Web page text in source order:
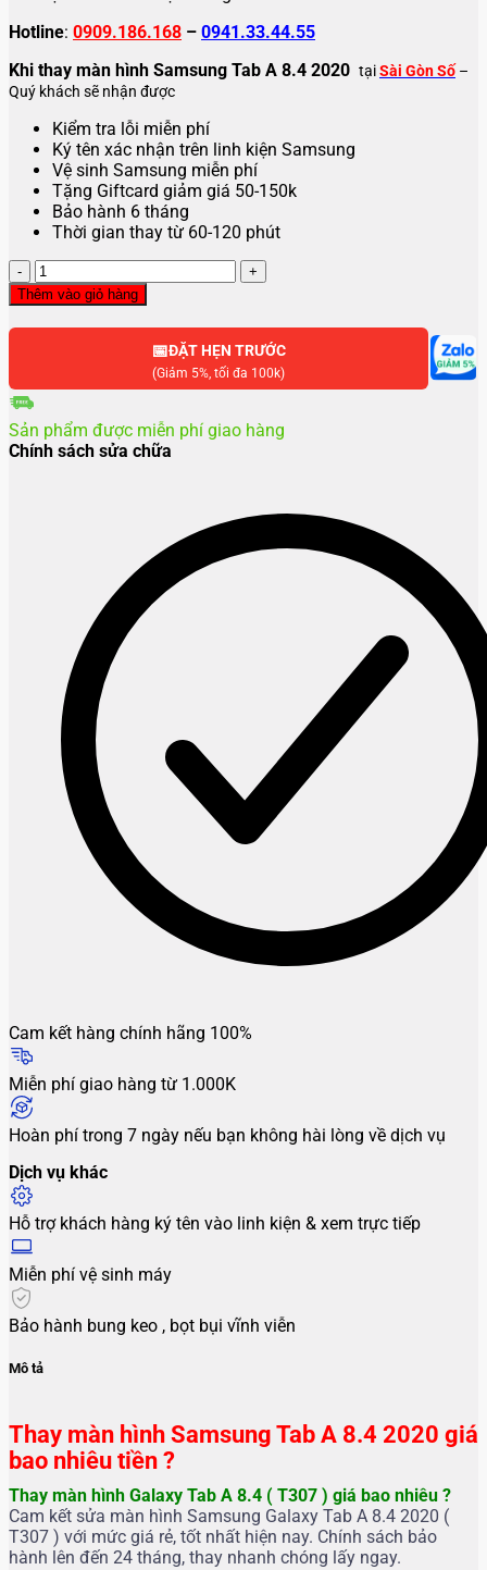
Hotline: 0909.186.168 – 0941.33.44.55
Khi thay màn hình Samsung Tab A 8.4 2020 tạiSài Gòn Số –
Quý khách sẽ nhận được
Kiểm tra lỗi miễn phí
Ký tên xác nhận trên linh kiện Samsung
Vệ sinh Samsung miễn phí
Tặng Giftcard giảm giá 50-150k
Bảo hành 6 tháng
Thời gian thay từ 60-120 phút
Thay
màn
hình
Samsung
8.4
số
lượng
Thêm vào giỏ hàng
📅ĐẶT HẸN TRƯỚC
(Giảm 5%, tối đa 100k)
Sản phẩm được miễn phí giao hàng
Chính sách sửa chữa
Cam kết hàng chính hãng 100%
Miễn phí giao hàng từ 1.000K
Hoàn phí trong 7 ngày nếu bạn không hài lòng về dịch vụ
Dịch vụ khác
Hỗ trợ khách hàng ký tên vào linh kiện & xem trực tiếp
Miễn phí vệ sinh máy
Bảo hành bung keo , bọt bụi vĩnh viễn
Mô tả
Thay màn hình Samsung Tab A 8.4 2020 giá
bao nhiêu tiền ?
Thay màn hình Galaxy Tab A 8.4 ( T307 ) giá bao nhiêu ?
Cam kết sửa màn hình Samsung Galaxy Tab A 8.4 2020 (
T307 ) với mức giá rẻ, tốt nhất hiện nay. Chính sách bảo
hành lên đến 24 tháng, thay nhanh chóng lấy ngay.